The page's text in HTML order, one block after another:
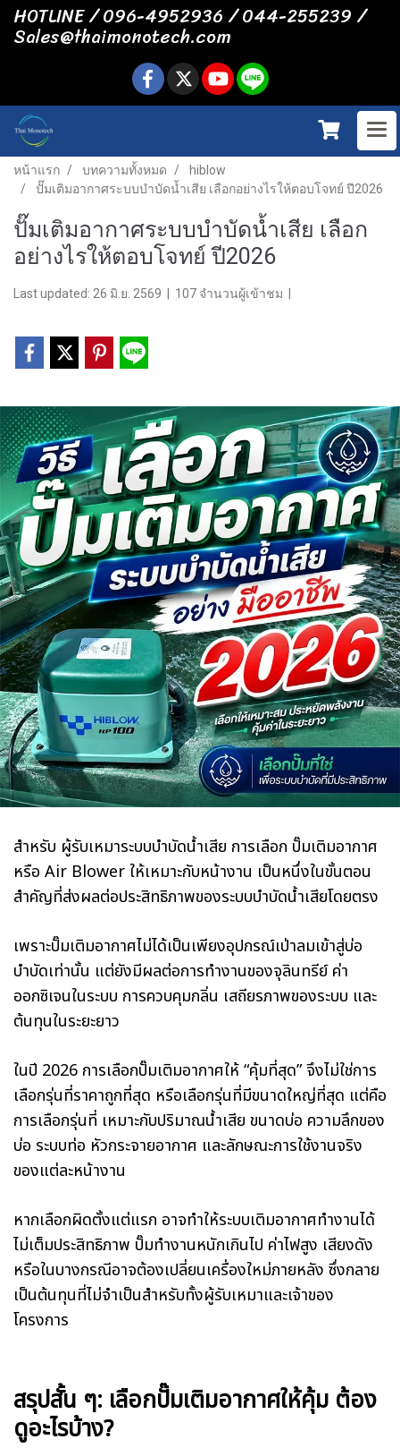
HOTLINE / 096-4952936 / 044-255239 /
Sales@thaimonotech.com
หน้าแรก บทความทั้งหมด
hiblow
ปั๊มเติมอากาศระบบบำบัดน้ำเสีย เลือกอย่างไรให้ตอบโจทย์ ปี2026
ปั๊มเติมอากาศระบบบำบัดน้ำเสีย เลือก
อย่างไรให้ตอบโจทย์ ปี2026
Last updated: 26 มิ.ย. 2569 107 จำนวนผู้เข้าชม
สำหรับ ผู้รับเหมาระบบบำบัดน้ำเสีย การเลือก ปั๊มเติมอากาศ
หรือ Air Blower ให้เหมาะกับหน้างาน เป็นหนึ่งในขั้นตอน
สำคัญที่ส่งผลต่อประสิทธิภาพของระบบบำบัดน้ำเสียโดยตรง
เพราะปั๊มเติมอากาศไม่ได้เป็นเพียงอุปกรณ์เป่าลมเข้าสู่บ่อ
บำบัดเท่านั้น แต่ยังมีผลต่อการทำงานของจุลินทรีย์ ค่า
ออกซิเจนในระบบ การควบคุมกลิ่น เสถียรภาพของระบบ และ
ต้นทุนในระยะยาว
ในปี 2026 การเลือกปั๊มเติมอากาศให้ “คุ้มที่สุด” จึงไม่ใช่การ
เลือกรุ่นที่ราคาถูกที่สุด หรือเลือกรุ่นที่มีขนาดใหญ่ที่สุด แต่คือ
การเลือกรุ่นที่ เหมาะกับปริมาณน้ำเสีย ขนาดบ่อ ความลึกของ
บ่อ ระบบท่อ หัวกระจายอากาศ และลักษณะการใช้งานจริง
ของแต่ละหน้างาน
หากเลือกผิดตั้งแต่แรก อาจทำให้ระบบเติมอากาศทำงานได้
ไม่เต็มประสิทธิภาพ ปั๊มทำงานหนักเกินไป ค่าไฟสูง เสียงดัง
หรือในบางกรณีอาจต้องเปลี่ยนเครื่องใหม่ภายหลัง ซึ่งกลาย
เป็นต้นทุนที่ไม่จำเป็นสำหรับทั้งผู้รับเหมาและเจ้าของ
โครงการ
สรุปสั้น ๆ: เลือกปั๊มเติมอากาศให้คุ้ม ต้อง
ดูอะไรบ้าง?